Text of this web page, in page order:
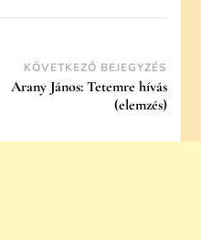
KÖVETKEZŐ BEJEGYZÉS
Arany János: Tetemre hívás
(elemzés)